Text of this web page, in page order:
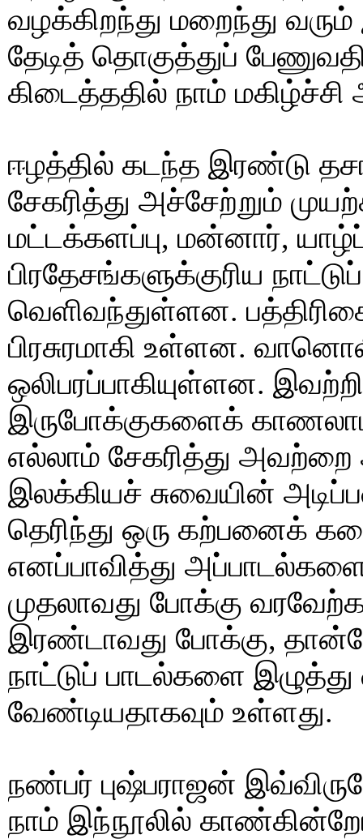
வழக்கிறந்து மறைந்து
தேடித் தொகுத்துப்
கிடைத்ததில் நாம்
ஈழத்தில் கடந்த இரண்டு
சேகரித்து அச்சேற்றும்
மட்டக்களப்பு, மன்னார்,
பிரதேசங்களுக்குரிய
வெளிவந்துள்ளன.
பிரசுரமாகி உள்ளன.
ஒலிபரப்பாகியுள்ளன.
இருபோக்குகளைக்
எல்லாம் சேகரித்து அவற்றை
இலக்கியச் சுவையின்
தெரிந்து ஒரு கற்பனைக்
எனப்பாவித்து
முதலாவது போக்கு
இரண்டாவது போக்கு,
நாட்டுப் பாடல்களை
வேண்டியதாகவும் உள்ளது.
நண்பர் புஷ்பராஜன்
நாம் இந்நூலில்